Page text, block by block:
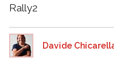
Rally2
Davide